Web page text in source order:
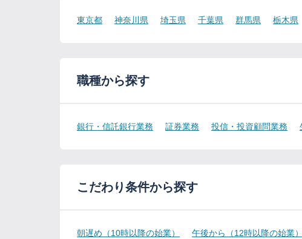
東京都 神奈川県 埼玉県 千葉県 群馬県 栃木県
職種から探す
銀行・信託銀行業務 証券業務 投信・投資顧問業務
こだわり条件から探す
朝遅め（10時以降の始業） 午後から（12時以降の始業）